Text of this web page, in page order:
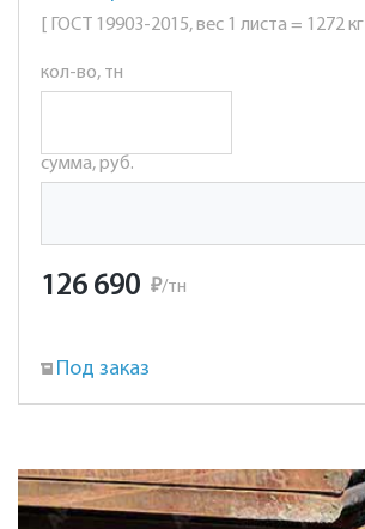
[ ГОСТ 19903-2015, вес 1 листа = 1272 кг ]
кол-во, тн
сумма, руб.
126 690 ₽/тн
Под заказ